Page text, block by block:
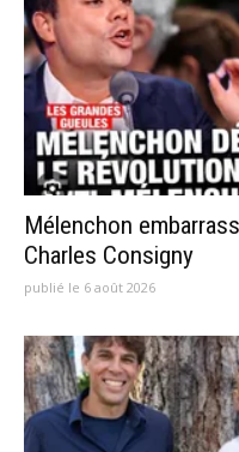
Mélenchon
Charles Consigny
publié le 6 août 2026